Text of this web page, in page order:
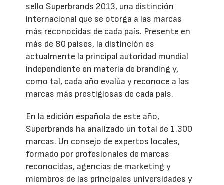
sello Superbrands 2013, una distinción
internacional que se otorga a las marcas
más reconocidas de cada país. Presente en
más de 80 países, la distinción es
actualmente la principal autoridad mundial
independiente en materia de branding y,
como tal, cada año evalúa y reconoce a las
marcas más prestigiosas de cada país.
En la edición española de este año,
Superbrands ha analizado un total de 1.300
marcas. Un consejo de expertos locales,
formado por profesionales de marcas
reconocidas, agencias de marketing y
miembros de las principales universidades y